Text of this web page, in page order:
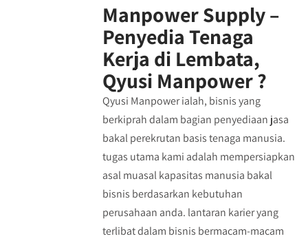
Manpower Supply –
Penyedia Tenaga
Kerja di Lembata,
Qyusi Manpower ?
Qyusi Manpower ialah, bisnis yang
berkiprah dalam bagian penyediaan jasa
bakal perekrutan basis tenaga manusia.
tugas utama kami adalah mempersiapkan
asal muasal kapasitas manusia bakal
bisnis berdasarkan kebutuhan
perusahaan anda. lantaran karier yang
terlibat dalam bisnis bermacam-macam